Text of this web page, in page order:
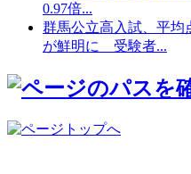
0.97倍...
群馬公立高入試、平
が鮮明に 受験者...